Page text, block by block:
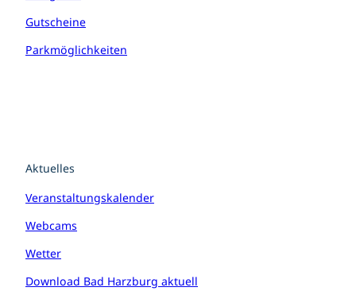
Gutscheine
Parkmöglichkeiten
Aktuelles
Veranstaltungskalender
Webcams
Wetter
Download Bad Harzburg aktuell